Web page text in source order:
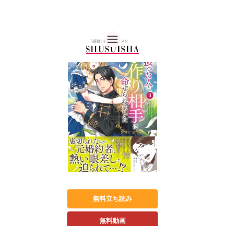
無料立ち読み
無料動画